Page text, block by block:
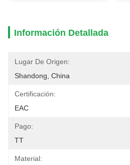
Información Detallada
Lugar De Origen:
Shandong, China
Certificación:
EAC
Pago:
TT
Material: